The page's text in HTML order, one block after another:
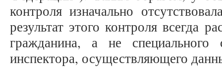
контроля изначально
результат этого контроля всегда
гражданина, а не специального
инспектора, осуществляющего